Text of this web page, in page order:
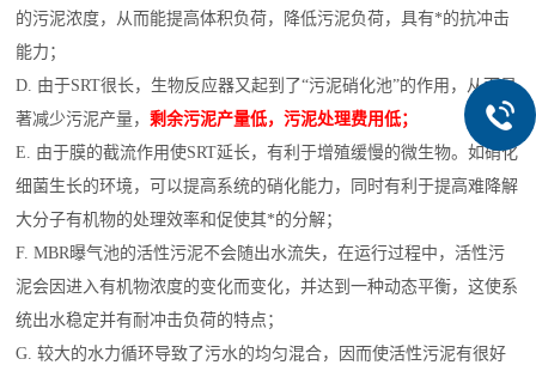
的污泥浓度，从而能提高体积负荷，降低污泥负荷，具有*的抗冲击
能力；
D. 由于SRT很长，生物反应器又起到了“污泥硝化池”的作用，从而显
著减少污泥产量，剩余污泥产量低，污泥处理费用低；
E. 由于膜的截流作用使SRT延长，有利于增殖缓慢的微生物。如硝化
细菌生长的环境，可以提高系统的硝化能力，同时有利于提高难降解
大分子有机物的处理效率和促使其*的分解；
F. MBR曝气池的活性污泥不会随出水流失，在运行过程中，活性污
泥会因进入有机物浓度的变化而变化，并达到一种动态平衡，这使系
统出水稳定并有耐冲击负荷的特点；
G. 较大的水力循环导致了污水的均匀混合，因而使活性污泥有很好